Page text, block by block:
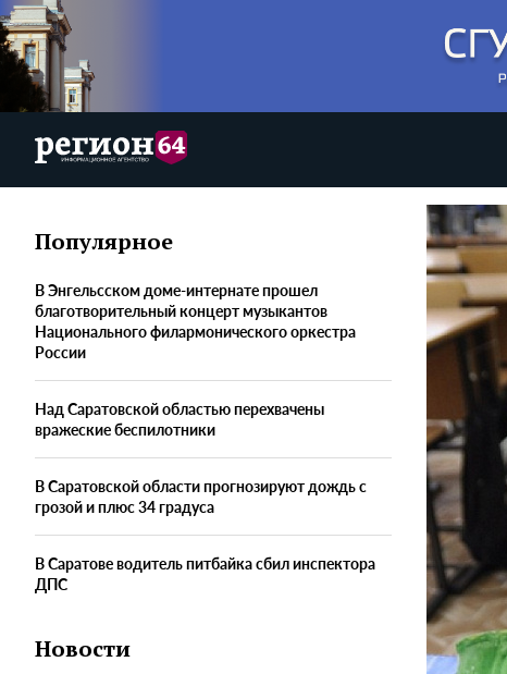
Популярное
В Энгельсском доме-интернате прошел
благотворительный концерт музыкантов
Национального филармонического оркестра
России
Над Саратовской областью перехвачены
вражеские беспилотники
В Саратовской области прогнозируют дождь с
грозой и плюс 34 градуса
В Саратове водитель питбайка сбил инспектора
ДПС
Новости